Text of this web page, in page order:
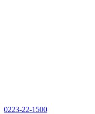
0223-22-1500